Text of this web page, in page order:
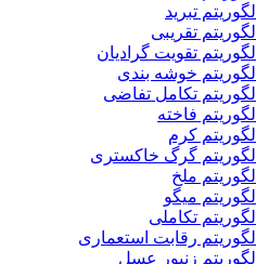
الگوریتم تبرید
الگوریتم تقریبی
الگوریتم تقویت گرادیان
الگوریتم خوشه بندی
الگوریتم تکامل تفاضی
الگوریتم فاخته
الگوریتم کرم
الگوریتم گرگ خاکستری
الگوریتم ملخ
الگوریتم میگو
الگوریتم تکاملی
الگوریتم رقابت استعماری
الگوریتم زنبور عسل